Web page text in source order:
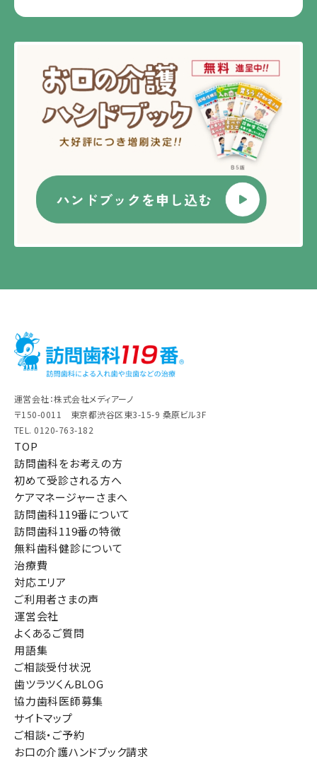
運営会社：株式会社メディアーノ
〒150-0011 東京都渋谷区東3-15-9 桑原ビル3F
TEL. 0120-763-182
TOP
訪問歯科をお考えの方
初めて受診される方へ
ケアマネージャーさまへ
訪問歯科119番について
訪問歯科119番の特徴
無料歯科健診について
治療費
対応エリア
ご利用者さまの声
運営会社
よくあるご質問
用語集
ご相談受付状況
歯ツラツくんBLOG
協力歯科医師募集
サイトマップ
ご相談・ご予約
お口の介護ハンドブック請求